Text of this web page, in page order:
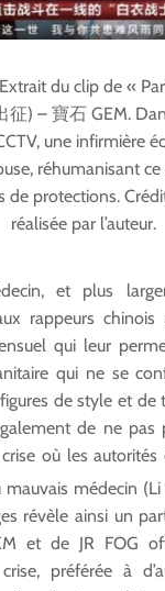
du clip de «
征) – 寶石 GEM.
une infirmière
réhumanisant
de protections.
réalisée par l’auteur.
et plus
rappeurs chinois
qui leur
qui ne se
figures de style et
de ne pas
où les autorités
médecin
révèle ainsi un
et de JR FOG
préférée à